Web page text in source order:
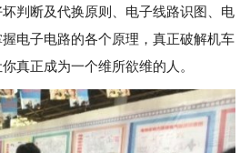
判断及代换原则、电子线路识图、电
电子电路的各个原理，真正破解机车
真正成为一个维所欲维的人。